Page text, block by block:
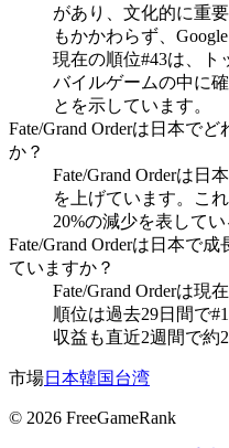
があり、文化的に重
もかかわらず、
現在の順位#43は、ト
バイルゲームの中に
とを示しています。
Fate/Grand Orderは日本で
か？
Fate/Grand Orderは日
を上げています。こ
20%の減少を表して
Fate/Grand Orderは日本で
ていますか？
Fate/Grand Orderは現
順位は過去29日間で
収益も直近2週間で約
市場日本韓国台湾
© 2026 FreeGameRank